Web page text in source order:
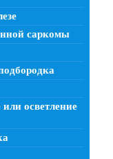
саркомы
осветление